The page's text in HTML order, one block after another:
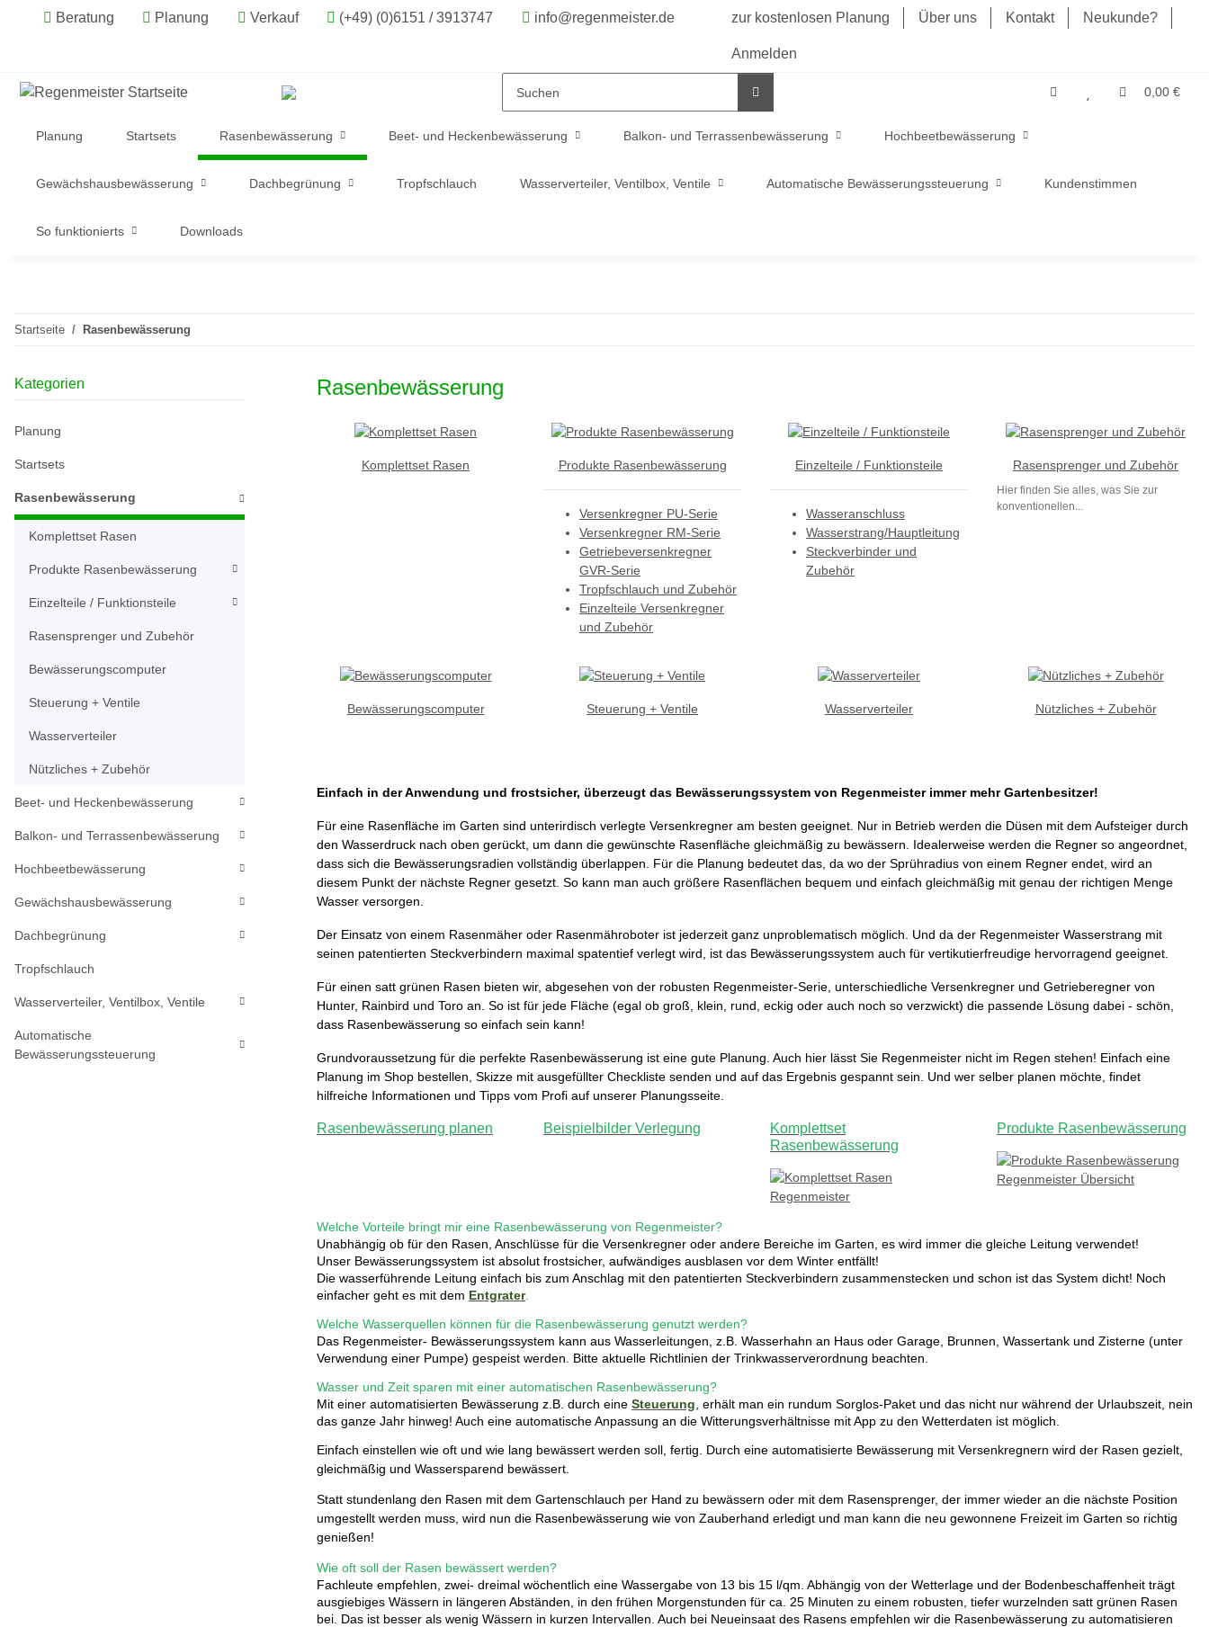
Beratung Planung Verkauf (+49) (0)6151 / 3913747 info@regenmeister.de zur kostenlosen Planung Über uns Kontakt Neukunde?
Anmelden
0,00 €
Planung Startsets Rasenbewässerung Beet- und Heckenbewässerung Balkon- und Terrassenbewässerung Hochbeetbewässerung
Gewächshausbewässerung Dachbegrünung Tropfschlauch Wasserverteiler, Ventilbox, Ventile Automatische Bewässerungssteuerung Kundenstimmen
So funktionierts Downloads
Startseite Rasenbewässerung
Rasenbewässerung
Komplettset Rasen Produkte Rasenbewässerung
Versenkregner PU-Serie
Versenkregner RM-Serie
Getriebeversenkregner
GVR-Serie
Tropfschlauch und Zubehör
Einzelteile Versenkregner
und Zubehör
Einzelteile / Funktionsteile
Wasseranschluss
Wasserstrang/Hauptleitung
Steckverbinder und
Zubehör
Rasensprenger und Zubehör
Hier finden Sie alles, was Sie zur
konventionellen...
Bewässerungscomputer Steuerung + Ventile Wasserverteiler Nützliches + Zubehör
Einfach in der Anwendung und frostsicher, überzeugt das Bewässerungssystem von Regenmeister immer mehr Gartenbesitzer!
Für eine Rasenfläche im Garten sind unterirdisch verlegte Versenkregner am besten geeignet. Nur in Betrieb werden die Düsen mit dem Aufsteiger durch
den Wasserdruck nach oben gerückt, um dann die gewünschte Rasenfläche gleichmäßig zu bewässern. Idealerweise werden die Regner so angeordnet,
dass sich die Bewässerungsradien vollständig überlappen. Für die Planung bedeutet das, da wo der Sprühradius von einem Regner endet, wird an
diesem Punkt der nächste Regner gesetzt. So kann man auch größere Rasenflächen bequem und einfach gleichmäßig mit genau der richtigen Menge
Wasser versorgen.
Der Einsatz von einem Rasenmäher oder Rasenmähroboter ist jederzeit ganz unproblematisch möglich. Und da der Regenmeister Wasserstrang mit
seinen patentierten Steckverbindern maximal spatentief verlegt wird, ist das Bewässerungssystem auch für vertikutierfreudige hervorragend geeignet.
Für einen satt grünen Rasen bieten wir, abgesehen von der robusten Regenmeister-Serie, unterschiedliche Versenkregner und Getrieberegner von
Hunter, Rainbird und Toro an. So ist für jede Fläche (egal ob groß, klein, rund, eckig oder auch noch so verzwickt) die passende Lösung dabei - schön,
dass Rasenbewässerung so einfach sein kann!
Grundvoraussetzung für die perfekte Rasenbewässerung ist eine gute Planung. Auch hier lässt Sie Regenmeister nicht im Regen stehen! Einfach eine
Planung im Shop bestellen, Skizze mit ausgefüllter Checkliste senden und auf das Ergebnis gespannt sein. Und wer selber planen möchte, findet
hilfreiche Informationen und Tipps vom Profi auf unserer Planungsseite.
Rasenbewässerung planen Beispielbilder Verlegung
Komplettset
Rasenbewässerung
Produkte Rasenbewässerung
Welche Vorteile bringt mir eine Rasenbewässerung von Regenmeister?
Unabhängig ob für den Rasen, Anschlüsse für die Versenkregner oder andere Bereiche im Garten, es wird immer die gleiche Leitung verwendet!
Unser Bewässerungssystem ist absolut frostsicher, aufwändiges ausblasen vor dem Winter entfällt!
Die wasserführende Leitung einfach bis zum Anschlag mit den patentierten Steckverbindern zusammenstecken und schon ist das System dicht! Noch
einfacher geht es mit dem Entgrater.
Welche Wasserquellen können für die Rasenbewässerung genutzt werden?
Das Regenmeister- Bewässerungssystem kann aus Wasserleitungen, z.B. Wasserhahn an Haus oder Garage, Brunnen, Wassertank und Zisterne (unter
Verwendung einer Pumpe) gespeist werden. Bitte aktuelle Richtlinien der Trinkwasserverordnung beachten.
Wasser und Zeit sparen mit einer automatischen Rasenbewässerung?
Mit einer automatisierten Bewässerung z.B. durch eine Steuerung , erhält man ein rundum Sorglos-Paket und das nicht nur während der Urlaubszeit, nein
das ganze Jahr hinweg! Auch eine automatische Anpassung an die Witterungsverhältnisse mit App zu den Wetterdaten ist möglich.
Einfach einstellen wie oft und wie lang bewässert werden soll, fertig. Durch eine automatisierte Bewässerung mit Versenkregnern wird der Rasen gezielt,
gleichmäßig und Wassersparend bewässert.
Statt stundenlang den Rasen mit dem Gartenschlauch per Hand zu bewässern oder mit dem Rasensprenger, der immer wieder an die nächste Position
umgestellt werden muss, wird nun die Rasenbewässerung wie von Zauberhand erledigt und man kann die neu gewonnene Freizeit im Garten so richtig
genießen!
Wie oft soll der Rasen bewässert werden?
Fachleute empfehlen, zwei- dreimal wöchentlich eine Wassergabe von 13 bis 15 l/qm. Abhängig von der Wetterlage und der Bodenbeschaffenheit trägt
ausgiebiges Wässern in längeren Abständen, in den frühen Morgenstunden für ca. 25 Minuten zu einem robusten, tiefer wurzelnden satt grünen Rasen
bei. Das ist besser als wenig Wässern in kurzen Intervallen. Auch bei Neueinsaat des Rasens empfehlen wir die Rasenbewässerung zu automatisieren
Kategorien
Planung
Startsets
Rasenbewässerung
Komplettset Rasen
Produkte Rasenbewässerung
Einzelteile / Funktionsteile
Rasensprenger und Zubehör
Bewässerungscomputer
Steuerung + Ventile
Wasserverteiler
Nützliches + Zubehör
Beet- und Heckenbewässerung
Balkon- und Terrassenbewässerung
Hochbeetbewässerung
Gewächshausbewässerung
Dachbegrünung
Tropfschlauch
Wasserverteiler, Ventilbox, Ventile
Automatische
Bewässerungssteuerung